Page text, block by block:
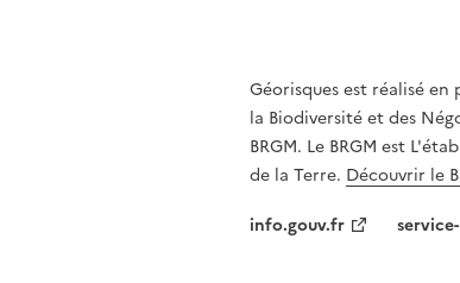
Géorisques est réalisé
la Biodiversité et des
BRGM. Le BRGM est
de la Terre. Découvrir le
info.gouv.fr